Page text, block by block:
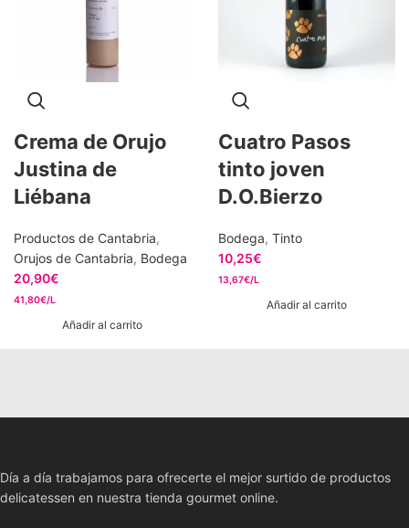
Crema de Orujo
Justina de
Liébana
Productos de Cantabria,
Orujos de Cantabria, Bodega
20,90€
41,80€/L
Añadir al carrito
Cuatro Pasos
tinto joven
D.O.Bierzo
Bodega, Tinto
10,25€
13,67€/L
Añadir al carrito
Día a día trabajamos para ofrecerte el mejor surtido de productos
delicatessen en nuestra tienda gourmet online.